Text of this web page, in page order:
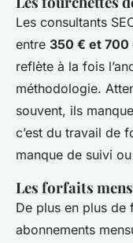
Les consultants
entre 350 € et 700
reflète à la fois
méthodologie.
souvent, ils
c’est du travail de
manque de suivi
Les forfaits
De plus en plus de
abonnements